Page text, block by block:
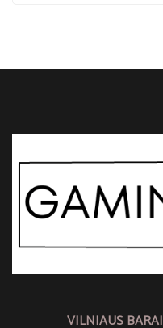
VILNIAUS BARAI